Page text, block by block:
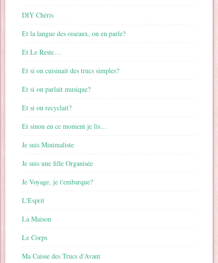
DIY Chéris
Et la langue des oiseaux, on en parle?
Et Le Reste…
Et si on cuisinait des trucs simples?
Et si on parlait musique?
Et si on recyclait?
Et sinon en ce moment je lis…
Je suis Minimaliste
Je suis une fille Organisée
Je Voyage, je t'embarque?
L'Esprit
La Maison
Le Corps
Ma Caisse des Trucs d'Avant